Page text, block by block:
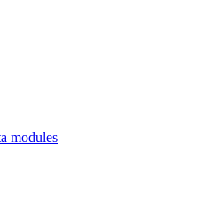
modules